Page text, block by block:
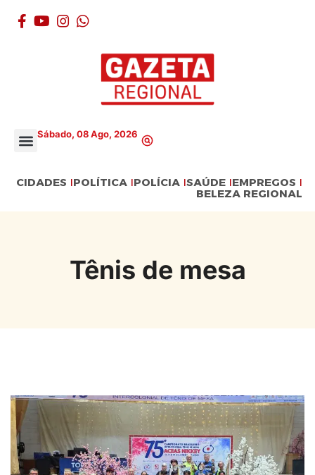
Sábado, 08 Ago, 2026
CIDADES POLÍTICA POLÍCIA SAÚDE EMPREGOS
BELEZA REGIONAL
Tênis de mesa